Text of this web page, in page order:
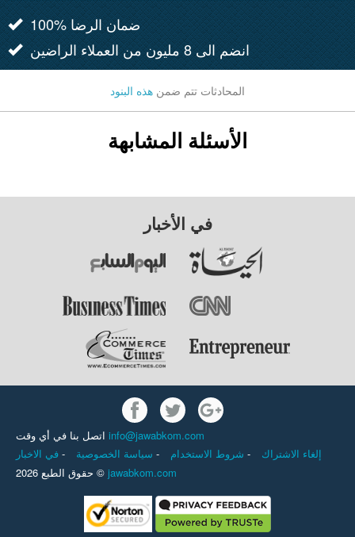
100% ضمان الرضا
انضم الى 8 مليون من العملاء الراضين
المحادثات تتم ضمن هذه البنود
الأسئلة المشابهة
في الأخبار
info@jawabkom.com
- - -
إلغاء الاشتراك
حقوق الطبع 2026 © jawabkom.com